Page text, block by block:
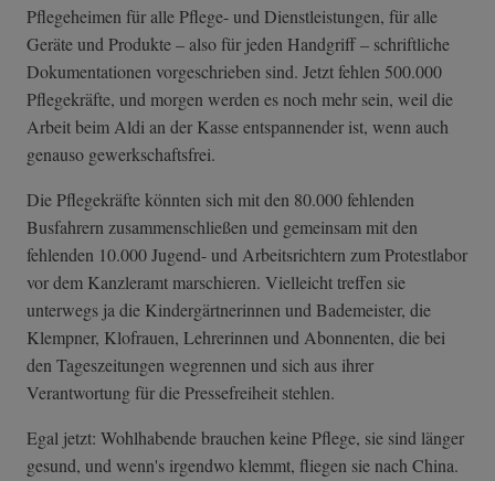
Pflegeheimen für alle Pflege- und Dienstleistungen, für alle
Geräte und Produkte – also für jeden Handgriff – schriftliche
Dokumentationen vorgeschrieben sind. Jetzt fehlen 500.000
Pflegekräfte, und morgen werden es noch mehr sein, weil die
Arbeit beim Aldi an der Kasse entspannender ist, wenn auch
genauso gewerkschaftsfrei.
Die Pflegekräfte könnten sich mit den 80.000 fehlenden
Busfahrern zusammenschließen und gemeinsam mit den
fehlenden 10.000 Jugend- und Arbeitsrichtern zum Protestlabor
vor dem Kanzleramt marschieren. Vielleicht treffen sie
unterwegs ja die Kindergärtnerinnen und Bademeister, die
Klempner, Klofrauen, Lehrerinnen und Abonnenten, die bei
den Tageszeitungen wegrennen und sich aus ihrer
Verantwortung für die Pressefreiheit stehlen.
Egal jetzt: Wohlhabende brauchen keine Pflege, sie sind länger
gesund, und wenn's irgendwo klemmt, fliegen sie nach China.